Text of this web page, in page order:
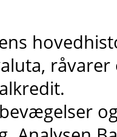
råvarer